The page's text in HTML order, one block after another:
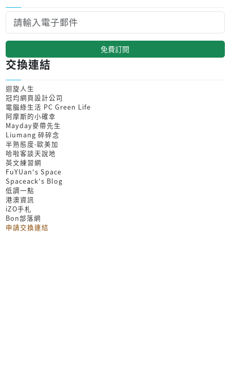
免費訂閱
交換連結
迴旋人生
冠均網頁設計公司
電腦綠生活 PC Green Life
阿摩斯的小確幸
Mayday麥帶先生
Liumang 碎碎念
半熟態度-歐美加
哈啦客談天說地
英文練習網
FuYUan's Space
Spaceack's Blog
低調一點
港澳資訊
iZO手札
Bon部落網
申請交換連結